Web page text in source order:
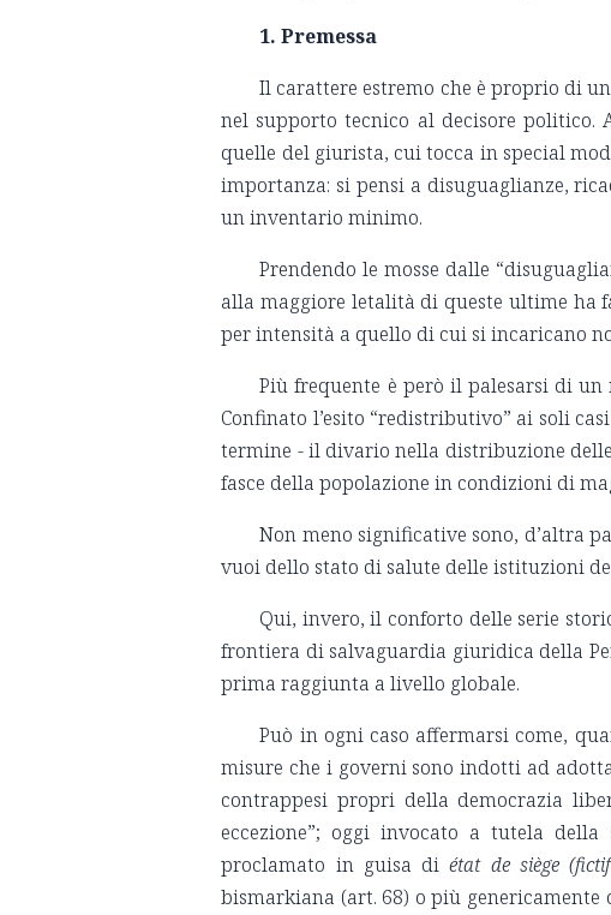
1. Premessa
Il carattere estremo che è proprio di
nel supporto tecnico al decisore
quelle del giurista, cui tocca in special
importanza: si pensi a disuguaglianze,
un inventario minimo.
Prendendo le mosse dalle
alla maggiore letalità di queste ultime ha
per intensità a quello di cui si incaricano
Più frequente è però il palesarsi di un
Confinato l’esito “redistributivo” ai soli
termine - il divario nella distribuzione
fasce della popolazione in condizioni di
Non meno significative sono, d’altra
vuoi dello stato di salute delle istituzioni
Qui, invero, il conforto delle serie
frontiera di salvaguardia giuridica della
prima raggiunta a livello globale.
Può in ogni caso affermarsi come,
misure che i governi sono indotti ad
contrappesi propri della democrazia
eccezione”; oggi invocato a tutela
proclamato in guisa diétat de siège
bismarkiana (art. 68) o più